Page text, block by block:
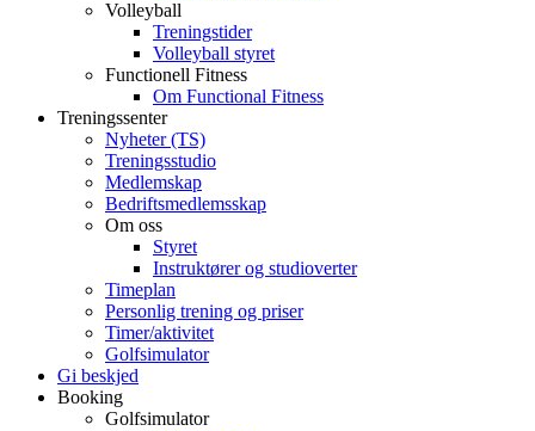
Volleyball
Treningstider
Volleyball styret
Functionell Fitness
Om Functional Fitness
Treningssenter
Nyheter (TS)
Treningsstudio
Medlemskap
Bedriftsmedlemsskap
Om oss
Styret
Instruktører og studioverter
Timeplan
Personlig trening og priser
Timer/aktivitet
Golfsimulator
Gi beskjed
Booking
Golfsimulator